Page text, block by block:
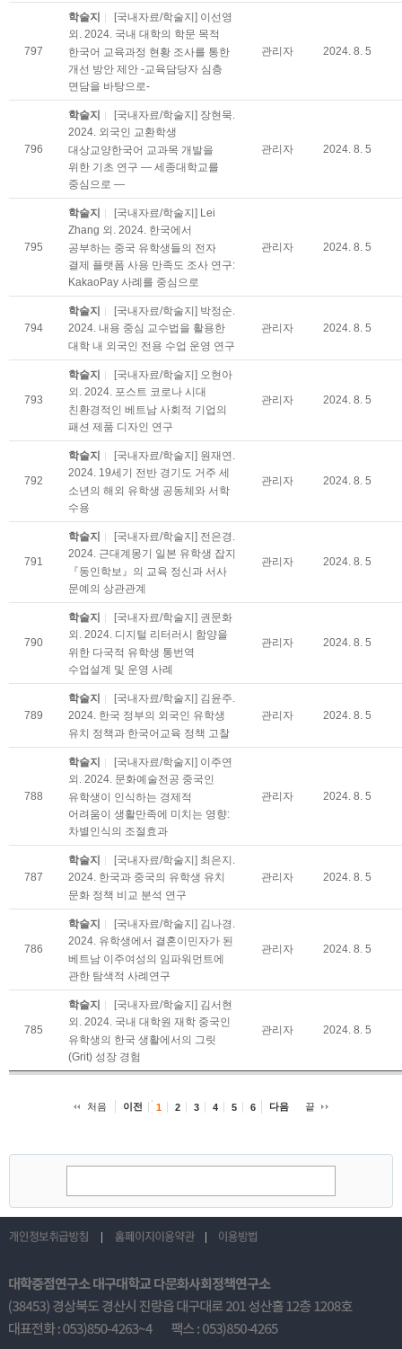
797
학술지
[국내자료/학술지] 이선영
외. 2024. 국내 대학의 학문 목적
한국어 교육과정 현황 조사를 통한
개선 방안 제안 -교육담당자 심층
면담을 바탕으로-
관리자 2024. 8. 5
796
학술지
[국내자료/학술지] 장현묵.
2024. 외국인 교환학생
대상교양한국어 교과목 개발을
위한 기초 연구 ― 세종대학교를
중심으로 ―
관리자 2024. 8. 5
795
학술지
[국내자료/학술지] Lei
Zhang 외. 2024. 한국에서
공부하는 중국 유학생들의 전자
결제 플랫폼 사용 만족도 조사 연구:
KakaoPay 사례를 중심으로
관리자 2024. 8. 5
794
학술지
[국내자료/학술지] 박정순.
2024. 내용 중심 교수법을 활용한
대학 내 외국인 전용 수업 운영 연구
관리자 2024. 8. 5
793
학술지
[국내자료/학술지] 오현아
외. 2024. 포스트 코로나 시대
친환경적인 베트남 사회적 기업의
패션 제품 디자인 연구
관리자 2024. 8. 5
792
학술지
[국내자료/학술지] 원재연.
2024. 19세기 전반 경기도 거주 세
소년의 해외 유학생 공동체와 서학
수용
관리자 2024. 8. 5
791
학술지
[국내자료/학술지] 전은경.
2024. 근대계몽기 일본 유학생 잡지
『동인학보』의 교육 정신과 서사
문예의 상관관계
관리자 2024. 8. 5
790
학술지
[국내자료/학술지] 권문화
외. 2024. 디지털 리터러시 함양을
위한 다국적 유학생 통번역
수업설계 및 운영 사례
관리자 2024. 8. 5
789
학술지
[국내자료/학술지] 김윤주.
2024. 한국 정부의 외국인 유학생
유치 정책과 한국어교육 정책 고찰
관리자 2024. 8. 5
788
학술지
[국내자료/학술지] 이주연
외. 2024. 문화예술전공 중국인
유학생이 인식하는 경제적
어려움이 생활만족에 미치는 영향:
차별인식의 조절효과
관리자 2024. 8. 5
787
학술지
[국내자료/학술지] 최은지.
2024. 한국과 중국의 유학생 유치
문화 정책 비교 분석 연구
관리자 2024. 8. 5
786
학술지
[국내자료/학술지] 김나경.
2024. 유학생에서 결혼이민자가 된
베트남 이주여성의 임파워먼트에
관한 탐색적 사례연구
관리자 2024. 8. 5
785
학술지
[국내자료/학술지] 김서현
외. 2024. 국내 대학원 재학 중국인
유학생의 한국 생활에서의 그릿
(Grit) 성장 경험
관리자 2024. 8. 5
처음 이전 1 2 3 4 5 6 다음 끝